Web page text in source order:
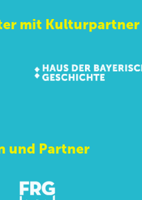
mit Kulturpartner
und Partner